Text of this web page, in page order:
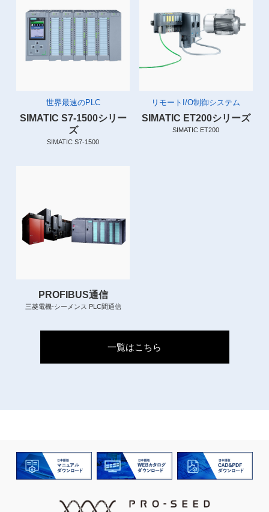
世界最速のPLC
SIMATIC S7-1500シリー
ズ
SIMATIC S7-1500
リモートI/O制御システム
SIMATIC ET200シリーズ
SIMATIC ET200
PROFIBUS通信
三菱電機-シーメンス PLC間通信
一覧はこちら